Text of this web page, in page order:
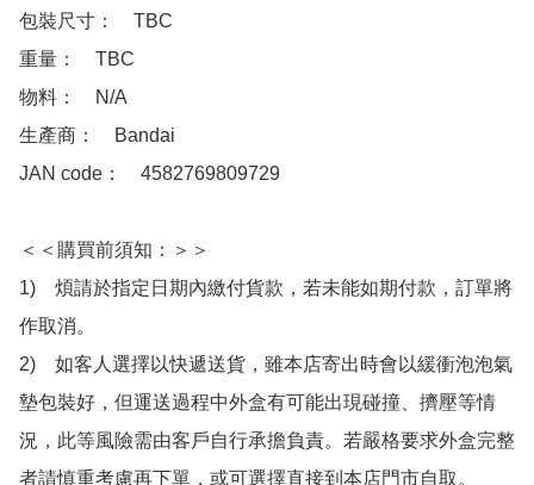
包裝尺寸：　TBC
重量：　TBC
物料：　N/A
生產商：　Bandai
JAN code：　4582769809729
＜＜購買前須知：＞＞
1)　煩請於指定日期內繳付貨款，若未能如期付款，訂單將
作取消。
2)　如客人選擇以快遞送貨，雖本店寄出時會以緩衝泡泡氣
墊包裝好，但運送過程中外盒有可能出現碰撞、擠壓等情
況，此等風險需由客戶自行承擔負責。若嚴格要求外盒完整
者請慎重考慮再下單，或可選擇直接到本店門市自取。